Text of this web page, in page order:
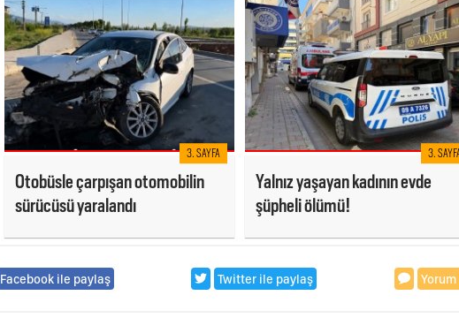
3. SAYFA
Otobüsle çarpışan otomobilin
sürücüsü yaralandı
3.
Yalnız yaşayan kadının evde
şüpheli ölümü!
Facebook ile paylaş Twitter ile paylaş Yorum